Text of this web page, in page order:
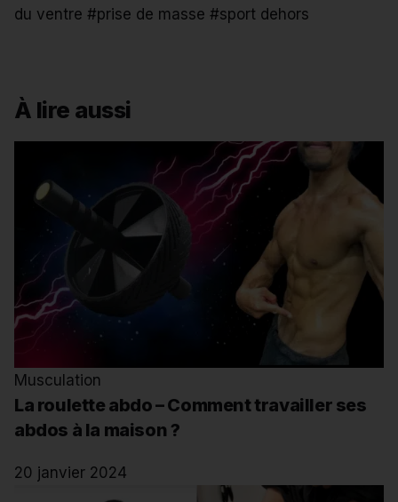
du ventre #prise de masse #sport dehors
À lire aussi
Musculation
La roulette abdo – Comment travailler ses
abdos à la maison ?
20 janvier 2024